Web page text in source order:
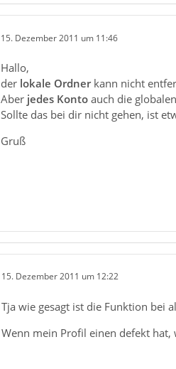
15. Dezember 2011 um 11:46
Hallo,
der lokale Ordnerkann nicht
Aber jedes Kontoauch die
Sollte das bei dir nicht gehen, ist
Gruß
15. Dezember 2011 um 12:22
Tja wie gesagt ist die Funktion bei
Wenn mein Profil einen defekt hat,